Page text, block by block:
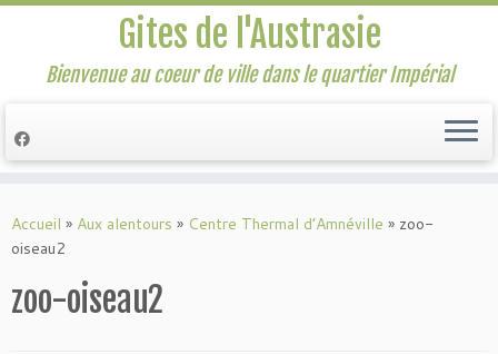
au
contenu
Gites de l'Austrasie
Bienvenue au coeur de ville dans le quartier Impérial
Accueil » Aux alentours » Centre Thermal d’Amnéville » zoo-
oiseau2
zoo-oiseau2